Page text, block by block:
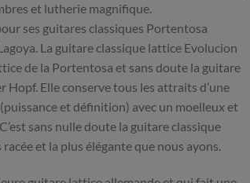
et lutherie magnifique.
ses guitares classiques Portentosa
La guitare classique lattice Evolucion
de la Portentosa et sans doute la guitare
Hopf. Elle conserve tous les attraits d’une
et définition) avec un moelleux et
sans nulle doute la guitare classique
et la plus élégante que nous ayons.